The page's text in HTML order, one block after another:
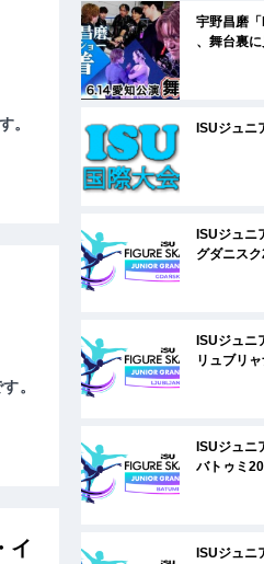
。
。
イ
宇野昌磨
、舞台裏
ISUジュニ
ISUジュ
グダニス
ISUジュ
リュブリ
ISUジュ
バトゥミ
ISUジュ